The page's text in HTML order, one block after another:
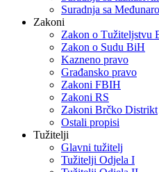
Suradnja sa
Zakoni
Zakon o Тužiteljstvu
Zakon o Sudu BiH
Kazneno pravo
Građansko pravo
Zakoni FBIH
Zakoni RS
Zakoni Brčko Distrikt
Ostali propisi
Tužitelji
Glavni tužitelj
Tužitelji Odjela I